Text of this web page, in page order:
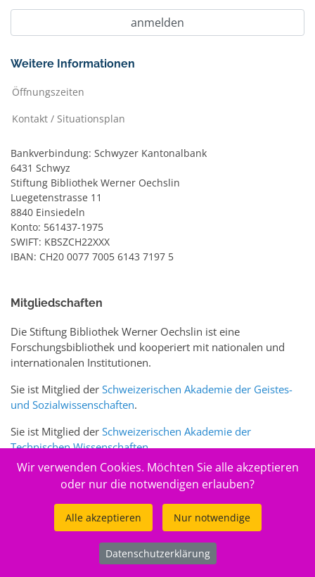
Weitere Informationen
Öffnungszeiten
Kontakt / Situationsplan
Bankverbindung: Schwyzer Kantonalbank
6431 Schwyz
Stiftung Bibliothek Werner Oechslin
Luegetenstrasse 11
8840 Einsiedeln
Konto: 561437-1975
SWIFT: KBSZCH22XXX
IBAN: CH20 0077 7005 6143 7197 5
Mitgliedschaften
Die Stiftung Bibliothek Werner Oechslin ist eine
Forschungsbibliothek und kooperiert mit nationalen und
internationalen Institutionen.
Sie ist Mitglied der Schweizerischen Akademie der Geistes-
und Sozialwissenschaften.
Sie ist Mitglied der Schweizerischen Akademie der
Technischen Wissenschaften.
Sie ist zudem Mitglied des Schweizer Portalswww.sciences-
Stiftung Bibliothek Werner Oechslin
Wir verwenden Cookies. Möchten Sie alle akzeptieren
oder nur die notwendigen erlauben?
Alle akzeptieren Nur notwendige
Datenschutzerklärung